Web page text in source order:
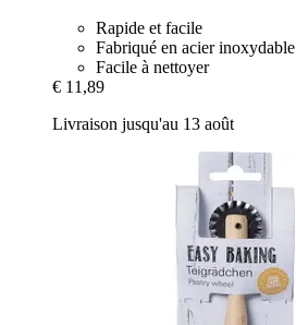
Rapide et facile
Fabriqué en acier inoxydable
Facile à nettoyer
€ 11,89
Livraison jusqu'au 13 août